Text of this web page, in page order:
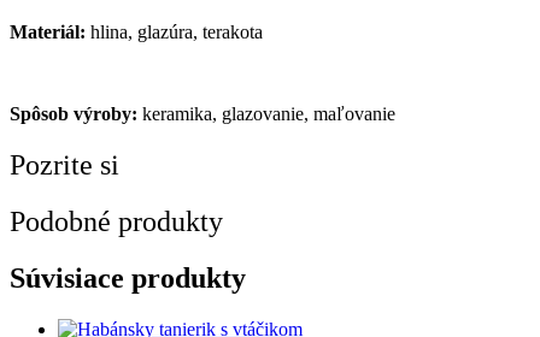
Materiál: hlina, glazúra, terakota
Spôsob výroby: keramika, glazovanie, maľovanie
Pozrite si
Podobné produkty
Súvisiace produkty